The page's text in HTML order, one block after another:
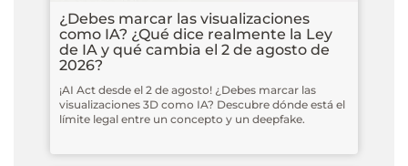
¿Debes marcar las visualizaciones
como IA? ¿Qué dice realmente la Ley
de IA y qué cambia el 2 de agosto de
2026?
¡AI Act desde el 2 de agosto! ¿Debes marcar las
visualizaciones 3D como IA? Descubre dónde está el
límite legal entre un concepto y un deepfake.